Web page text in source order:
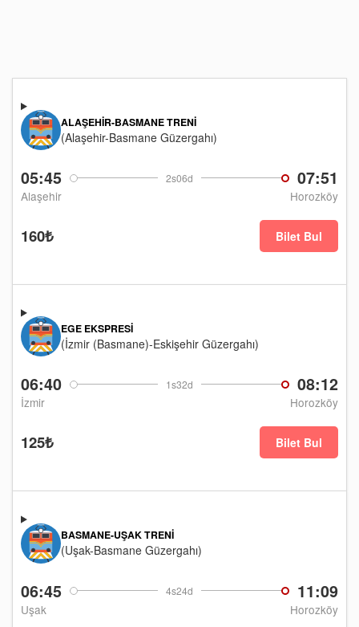
05:45 2s06d 07:51
Alaşehir Horozköy
ALAŞEHIR-BASMANE TRENI
(Alaşehir-Basmane Güzergahı)
160₺ Bilet Bul
06:40 1s32d 08:12
İzmir Horozköy
EGE EKSPRESI
(İzmir (Basmane)-Eskişehir Güzergahı)
125₺ Bilet Bul
06:45 4s24d 11:09
Uşak Horozköy
BASMANE-UŞAK TRENI
(Uşak-Basmane Güzergahı)